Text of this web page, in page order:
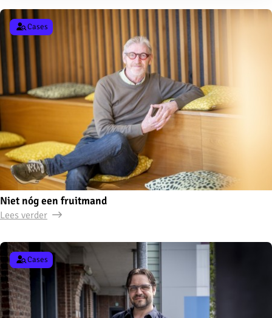
Niet nóg een fruitmand
Cases
Lees verder
Cases